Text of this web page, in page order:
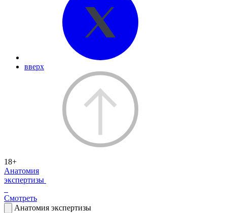
вверх
18+
Анатомия
экспертизы
Смотреть
Анатомия экспертизы